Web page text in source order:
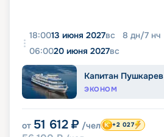
18:0013 июня 2027вс 8 дн/7 нч
06:0020 июня 2027вс
Капитан Пушкарев
ЭКОНОМ
от 51 612 ₽ /чел +2 027